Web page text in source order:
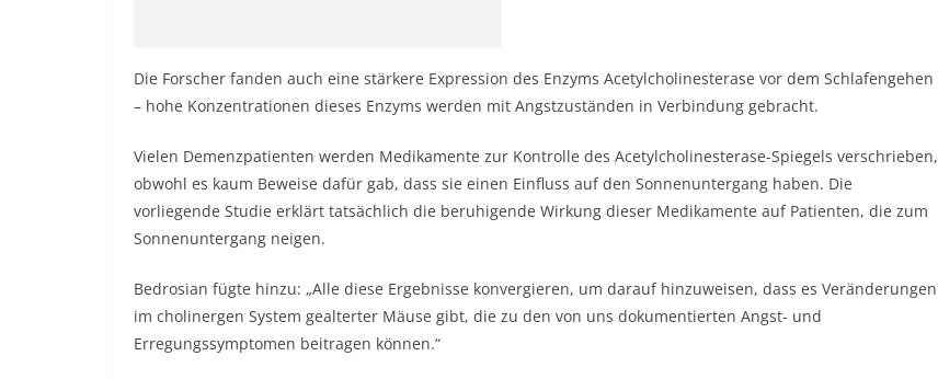
Die Forscher fanden auch eine stärkere Expression des Enzyms Acetylcholinesterase vor dem Schlafengehen
– hohe Konzentrationen dieses Enzyms werden mit Angstzuständen in Verbindung gebracht.
Vielen Demenzpatienten werden Medikamente zur Kontrolle des Acetylcholinesterase-Spiegels verschrieben,
obwohl es kaum Beweise dafür gab, dass sie einen Einfluss auf den Sonnenuntergang haben. Die
vorliegende Studie erklärt tatsächlich die beruhigende Wirkung dieser Medikamente auf Patienten, die zum
Sonnenuntergang neigen.
Bedrosian fügte hinzu: „Alle diese Ergebnisse konvergieren, um darauf hinzuweisen, dass es Veränderungen
im cholinergen System gealterter Mäuse gibt, die zu den von uns dokumentierten Angst- und
Erregungssymptomen beitragen können.“